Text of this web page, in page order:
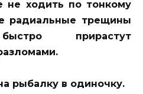
ходить по тонкому
радиальные трещины
прирастут
рыбалку в одиночку.